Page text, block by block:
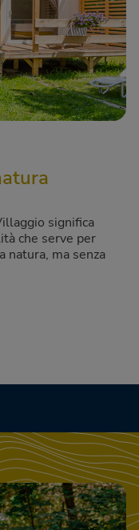
significa
che serve per
natura, ma senza